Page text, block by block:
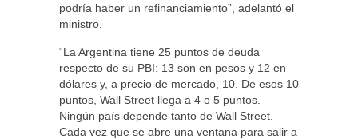
podría haber un refinanciamiento”, adelantó el
ministro.
“La Argentina tiene 25 puntos de deuda
respecto de su PBI: 13 son en pesos y 12 en
dólares y, a precio de mercado, 10. De esos 10
puntos, Wall Street llega a 4 o 5 puntos.
Ningún país depende tanto de Wall Street.
Cada vez que se abre una ventana para salir a